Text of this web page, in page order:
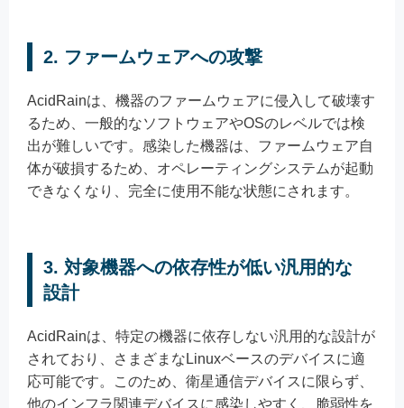
2. ファームウェアへの攻撃
AcidRainは、機器のファームウェアに侵入して破壊す
るため、一般的なソフトウェアやOSのレベルでは検
出が難しいです。感染した機器は、ファームウェア自
体が破損するため、オペレーティングシステムが起動
できなくなり、完全に使用不能な状態にされます。
3. 対象機器への依存性が低い汎用的な
設計
AcidRainは、特定の機器に依存しない汎用的な設計が
されており、さまざまなLinuxベースのデバイスに適
応可能です。このため、衛星通信デバイスに限らず、
他のインフラ関連デバイスに感染しやすく、脆弱性を